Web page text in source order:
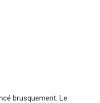
brusquement. Le